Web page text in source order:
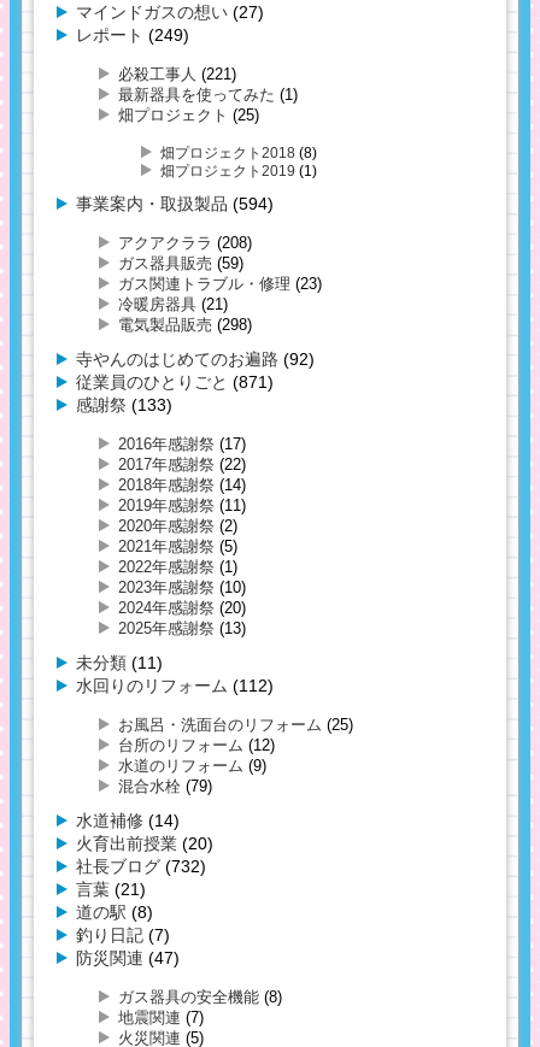
マインドガスの想い (27)
レポート (249)
必殺工事人 (221)
最新器具を使ってみた (1)
畑プロジェクト (25)
畑プロジェクト2018 (8)
畑プロジェクト2019 (1)
事業案内・取扱製品 (594)
アクアクララ (208)
ガス器具販売 (59)
ガス関連トラブル・修理 (23)
冷暖房器具 (21)
電気製品販売 (298)
寺やんのはじめてのお遍路 (92)
従業員のひとりごと (871)
感謝祭 (133)
2016年感謝祭 (17)
2017年感謝祭 (22)
2018年感謝祭 (14)
2019年感謝祭 (11)
2020年感謝祭 (2)
2021年感謝祭 (5)
2022年感謝祭 (1)
2023年感謝祭 (10)
2024年感謝祭 (20)
2025年感謝祭 (13)
未分類 (11)
水回りのリフォーム (112)
お風呂・洗面台のリフォーム (25)
台所のリフォーム (12)
水道のリフォーム (9)
混合水栓 (79)
水道補修 (14)
火育出前授業 (20)
社長ブログ (732)
言葉 (21)
道の駅 (8)
釣り日記 (7)
防災関連 (47)
ガス器具の安全機能 (8)
地震関連 (7)
火災関連 (5)